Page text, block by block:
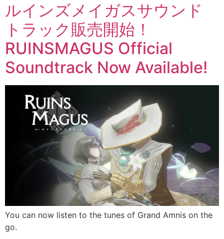
ルインズメイガスサウンド
トラック販売開始！
RUINSMAGUS Official
Soundtrack Now Available!
You can now listen to the tunes of Grand Amnis on the
go.